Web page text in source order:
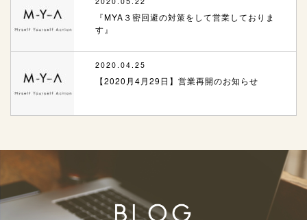
『MYA３密回避の対策をして営業しておりま
す』
2020.04.25
【2020月4月29日】営業再開のお知らせ